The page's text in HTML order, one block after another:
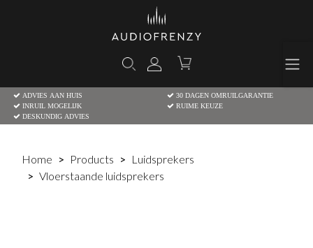
ADVIES AAN HUIS
30 DAGEN OMRUILGARANTIE
INRUIL MOGELIJK
RUIME KEUZE
DESKUNDIG ADVIES
Home Products
Luidsprekers
Vloerstaande luidsprekers